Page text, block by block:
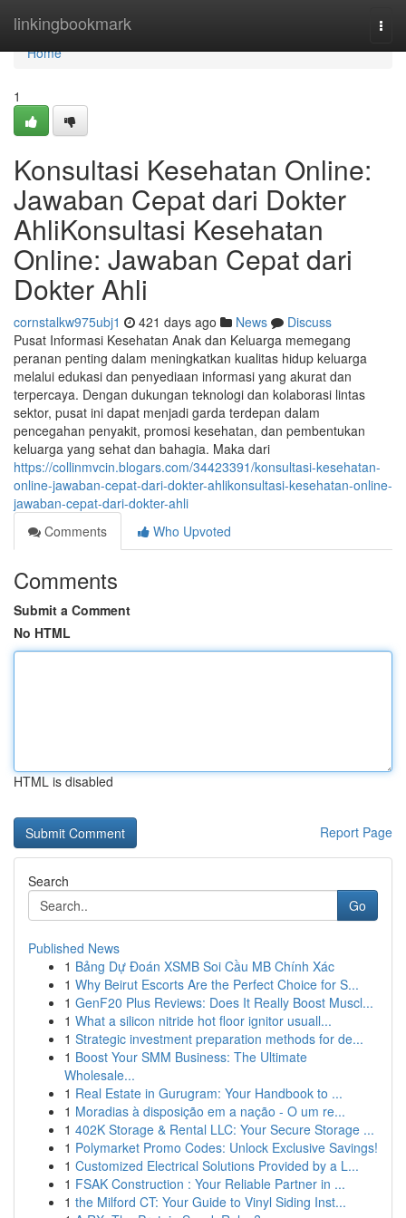
linkingbookmark
Home
Home
1
Konsultasi Kesehatan Online:
Jawaban Cepat dari Dokter
AhliKonsultasi Kesehatan
Online: Jawaban Cepat dari
Dokter Ahli
cornstalkw975ubj1 421 days ago News
Discuss
Pusat Informasi Kesehatan Anak dan Keluarga memegang
peranan penting dalam meningkatkan kualitas hidup keluarga
melalui edukasi dan penyediaan informasi yang akurat dan
terpercaya. Dengan dukungan teknologi dan kolaborasi lintas
sektor, pusat ini dapat menjadi garda terdepan dalam
pencegahan penyakit, promosi kesehatan, dan pembentukan
keluarga yang sehat dan bahagia. Maka dari
https://collinmvcin.blogars.com/34423391/konsultasi-kesehatan-
online-jawaban-cepat-dari-dokter-ahlikonsultasi-kesehatan-online-
jawaban-cepat-dari-dokter-ahli
Comments
Who Upvoted
Comments
Submit a Comment
No HTML
HTML is disabled
Report Page
Search
Go
Published News
1 Bảng Dự Đoán XSMB Soi Cầu MB Chính Xác
1 Why Beirut Escorts Are the Perfect Choice for S...
1 GenF20 Plus Reviews: Does It Really Boost Muscl...
1 What a silicon nitride hot floor ignitor usuall...
1 Strategic investment preparation methods for de...
1 Boost Your SMM Business: The Ultimate
Wholesale...
1 Real Estate in Gurugram: Your Handbook to ...
1 Moradias à disposição em a nação - O um re...
1 402K Storage & Rental LLC: Your Secure Storage ...
1 Polymarket Promo Codes: Unlock Exclusive Savings!
1 Customized Electrical Solutions Provided by a L...
1 FSAK Construction : Your Reliable Partner in ...
1 the Milford CT: Your Guide to Vinyl Siding Inst...